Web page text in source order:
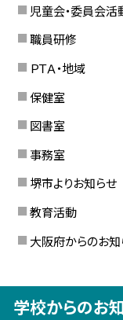
児童会・委員会活
職員研修
ＰＴＡ・地域
保健室
図書室
事務室
堺市よりお知らせ
教育活動
大阪府からのお知
学校からのお